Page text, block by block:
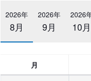
2026年
8月
2026年
9月
2026
10月
月